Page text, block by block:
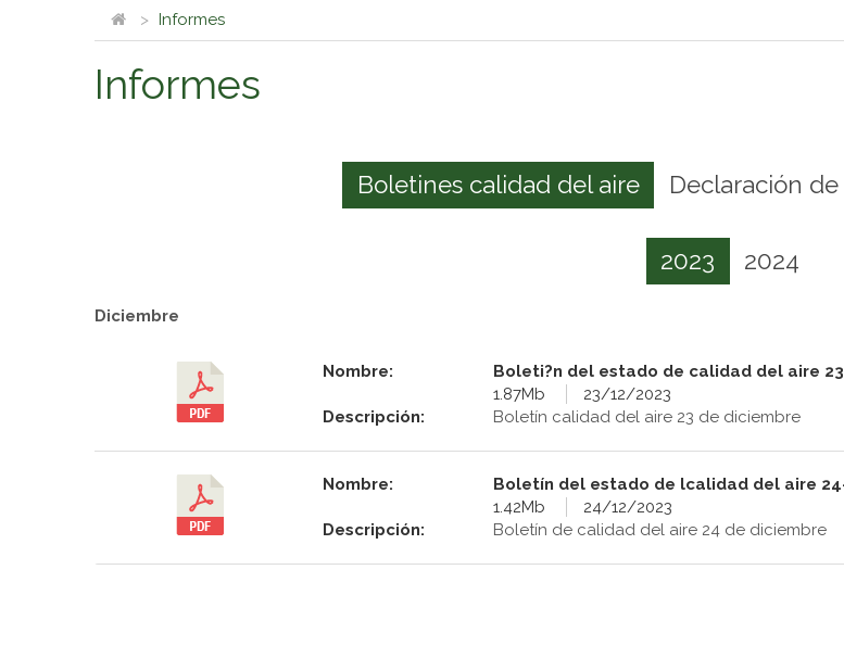
Informes
Informes
Boletines calidad del aire Declaración
2023 2024
Diciembre
Nombre:
Boleti?n del estado de calidad del aire
1.87Mb
23/12/2023
Descripción:
Boletín calidad del aire 23 de diciembre
Nombre:
Boletín del estado de lcalidad del aire
1.42Mb
24/12/2023
Descripción:
Boletín de calidad del aire 24 de diciembre